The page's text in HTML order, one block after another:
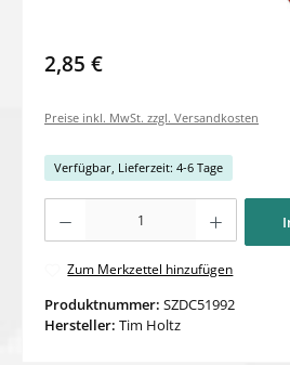
2,85 €
Preise inkl. MwSt. zzgl. Versandkosten
Verfügbar, Lieferzeit: 4-6 Tage
Zum Merkzettel hinzufügen
Produktnummer: SZDC51992
Hersteller: Tim Holtz